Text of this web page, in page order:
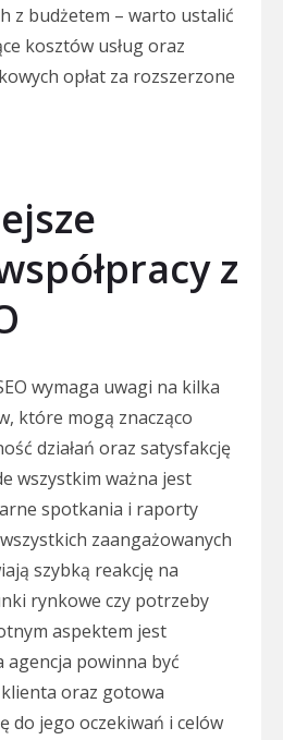
z budżetem – warto ustalić
kosztów usług oraz
opłat za rozszerzone
z
wymaga uwagi na kilka
które mogą znacząco
działań oraz satysfakcję
wszystkim ważna jest
spotkania i raporty
zaangażowanych
szybką reakcję na
rynkowe czy potrzeby
aspektem jest
agencja powinna być
oraz gotowa
do jego oczekiwań i celów